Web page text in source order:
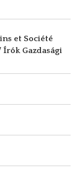
et Société
Írók Gazdasági